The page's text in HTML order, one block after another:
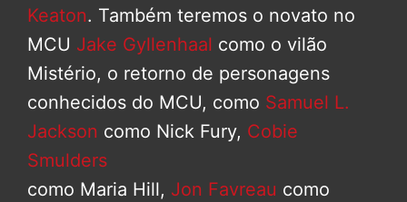
Keaton. Também teremos o novato no
MCU Jake Gyllenhaal como o vilão
Mistério, o retorno de personagens
conhecidos do MCU, como Samuel L.
Jackson como Nick Fury, Cobie
Smulders
como Maria Hill, Jon Favreau como